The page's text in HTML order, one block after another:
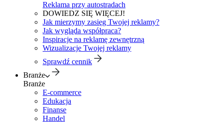
Reklama przy autostradach
DOWIEDZ SIĘ WIĘCEJ!
Jak mierzymy zasięg Twojej reklamy?
Jak wygląda współpraca?
Inspiracje na reklamę zewnętrzną
Wizualizacje Twojej reklamy
Sprawdź cennik
Branże
Branże
E-commerce
Edukacja
Finanse
Handel